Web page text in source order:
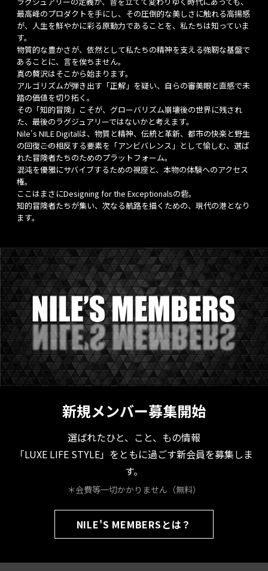
最高峰のプロダクトを手にし、その圧倒的な美しさに触れる高揚感
が、人生を鮮やかに彩る原動力であることを、私たちは知っていま
す。
物質的な豊かさが、依然として私たちの精神を支える強靭な基盤で
あることに、言を俟ちません。
真の贅沢はそこから始まります。
アルゴリズムが弾き出す「正解」を疑い、自らの審美眼と直感で未
踏の価値を切り拓く。
その「知的冒険」こそが、グローバリズム崩壊後の世界に残され
た、最後のラグジュアリーではないかと考えます。
Nile's NILE Digitalは、物質と精神、伝統と革新、都市の快楽と野生
の回復――この相反する要素を「アンビバレンス」として愉しむ、選ば
れた冒険者たちのためのプラットフォーム。
混沌を優雅にサバイブするための視座と、本物の体験へのアクセス
権。
ここはまさにDesigning for the Exceptionalsの砦。
知的冒険者たちが集い、次なる航路を描くための、現代の港となり
ます。
新規メンバー募集開始
選ばれたひと、こと、もの情報
「LUXE LIFE STYLE」をともに過ごす新会員を募集しま
す。
＊会費等一切かかりません（無料）
NILE'S MEMBERSとは？